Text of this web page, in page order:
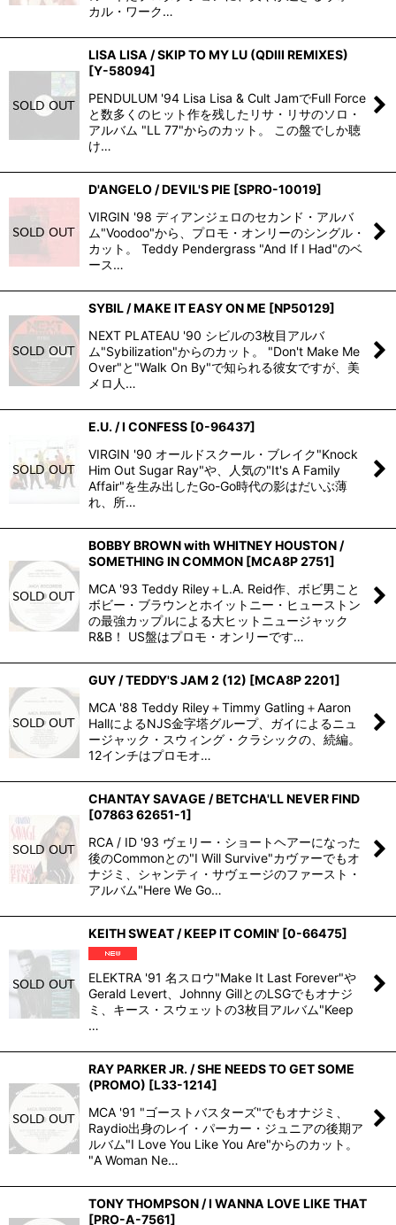
カル・ワーク…
LISA LISA / SKIP TO MY LU (QDIII REMIXES)
[Y-58094]
PENDULUM '94 Lisa Lisa & Cult JamでFull Force
と数多くのヒット作を残したリサ・リサのソロ・
アルバム "LL 77"からのカット。 この盤でしか聴
け…
D'ANGELO / DEVIL'S PIE [SPRO-10019]
VIRGIN '98 ディアンジェロのセカンド・アルバ
ム"Voodoo"から、プロモ・オンリーのシングル・
カット。 Teddy Pendergrass "And If I Had"のベ
ース…
SYBIL / MAKE IT EASY ON ME [NP50129]
NEXT PLATEAU '90 シビルの3枚目アルバ
ム"Sybilization"からのカット。 "Don't Make Me
Over"と"Walk On By"で知られる彼女ですが、美
メロ人…
E.U. / I CONFESS [0-96437]
VIRGIN '90 オールドスクール・ブレイク"Knock
Him Out Sugar Ray"や、人気の"It's A Family
Affair"を生み出したGo-Go時代の影はだいぶ薄
れ、所…
BOBBY BROWN with WHITNEY HOUSTON /
SOMETHING IN COMMON [MCA8P 2751]
MCA '93 Teddy Riley＋L.A. Reid作、ボビ男こと
ボビー・ブラウンとホイットニー・ヒューストン
の最強カップルによる大ヒットニュージャック
R&B！ US盤はプロモ・オンリーです…
GUY / TEDDY'S JAM 2 (12) [MCA8P 2201]
MCA '88 Teddy Riley＋Timmy Gatling＋Aaron
HallによるNJS金字塔グループ、ガイによるニュ
ージャック・スウィング・クラシックの、続編。
12インチはプロモオ…
CHANTAY SAVAGE / BETCHA'LL NEVER FIND
[07863 62651-1]
RCA / ID '93 ヴェリー・ショートヘアーになった
後のCommonとの"I Will Survive"カヴァーでもオ
ナジミ、シャンティ・サヴェージのファースト・
アルバム"Here We Go…
KEITH SWEAT / KEEP IT COMIN' [0-66475]
ELEKTRA '91 名スロウ"Make It Last Forever"や
Gerald Levert、Johnny GillとのLSGでもオナジ
ミ、キース・スウェットの3枚目アルバム"Keep
…
RAY PARKER JR. / SHE NEEDS TO GET SOME
(PROMO) [L33-1214]
MCA '91 "ゴーストバスターズ"でもオナジミ、
Raydio出身のレイ・パーカー・ジュニアの後期ア
ルバム"I Love You Like You Are"からのカット。
"A Woman Ne…
TONY THOMPSON / I WANNA LOVE LIKE THAT
[PRO-A-7561]